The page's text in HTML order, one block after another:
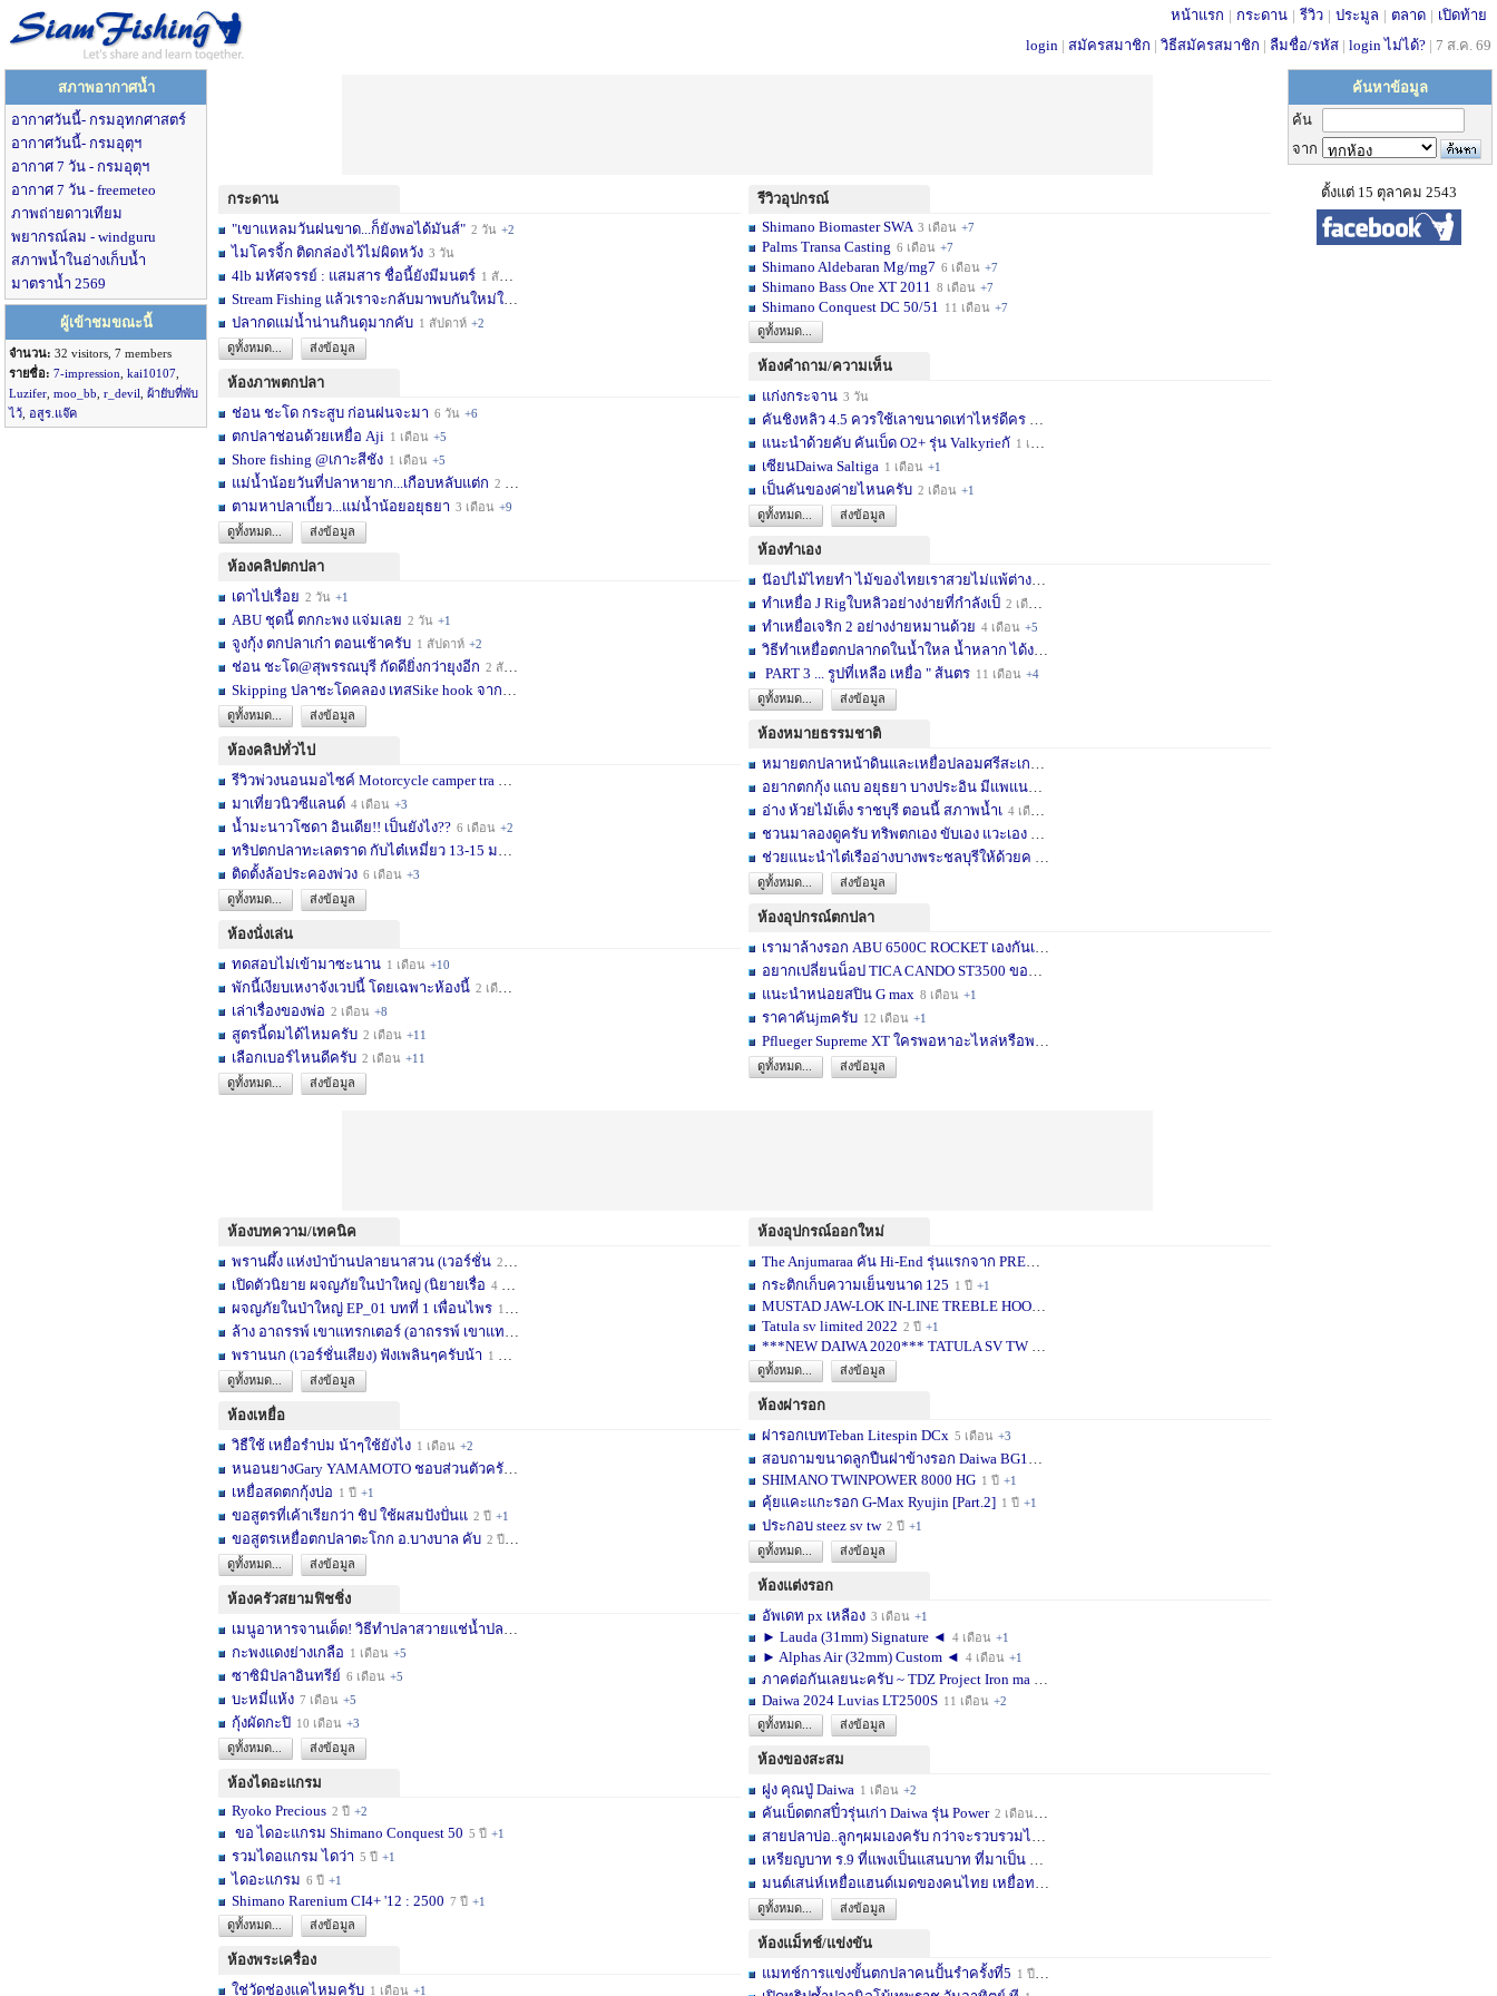
หน้าแรก | กระดาน | รีวิว | ประมูล | ตลาด | เปิดท้าย
login | สมัครสมาชิก | วิธีสมัครสมาชิก | ลืมชื่อ/รหัส | login ไม่ได้? | 7 ส.ค. 69
สภาพอากาศน้ำ
อากาศวันนี้- กรมอุทกศาสตร์
อากาศวันนี้- กรมอุตุฯ
อากาศ 7 วัน - กรมอุตุฯ
อากาศ 7 วัน - freemeteo
ภาพถ่ายดาวเทียม
พยากรณ์ลม - windguru
สภาพน้ำในอ่างเก็บน้ำ
มาตราน้ำ 2569
ผู้เข้าชมขณะนี้
จำนวน: 32 visitors, 7 members
รายชื่อ: 7-impression kai10107
Luzifer moo_bb r_devil ผ้ายับที่พับ
ไว้ อสูร.แจ๊ค
กระดาน
"เขาแหลมวันฝนขาด...ก็ยังพอได้มันส์" 2 วัน +2
ไมโครจิ้ก ติดกล่องไว้ไม่ผิดหวัง 3 วัน
4lb มหัศจรรย์ : แสมสาร ชื่อนี้ยังมีมนตร์ 1 สัปดาห์
Stream Fishing แล้วเราจะกลับมาพบกันใหม่ใ
ปลากดแม่น้ำน่านกินดุมากคับ 1 สัปดาห์ +2
ดูทั้งหมด...
ส่งข้อมูล
ห้องภาพตกปลา
ช่อน ชะโด กระสูบ ก่อนฝนจะมา 6 วัน +6
ตกปลาช่อนด้วยเหยื่อ Aji 1 เดือน +5
Shore fishing @เกาะสีชัง 1 เดือน +5
แม่น้ำน้อยวันที่ปลาหายาก...เกือบหลับแต่ก 2 เดือน
ตามหาปลาเบี้ยว...แม่น้ำน้อยอยุธยา 3 เดือน +9
ดูทั้งหมด...
ส่งข้อมูล
ห้องคลิปตกปลา
เดาไปเรื่อย 2 วัน +1
ABU ชุดนี้ ตกกะพง แจ่มเลย 2 วัน +1
จูงกุ้ง ตกปลาเก๋า ตอนเช้าครับ 1 สัปดาห์ +2
ช่อน ชะโด@สุพรรณบุรี กัดดียิ่งกว่ายุงอีก 2 สัปดาห์
Skipping ปลาชะโดคลอง เทสSike hook จากLF
ดูทั้งหมด...
ส่งข้อมูล
ห้องคลิปทั่วไป
รีวิวพ่วงนอนมอไซค์ Motorcycle camper tra
มาเที่ยวนิวซีแลนด์ 4 เดือน +3
น้ำมะนาวโซดา อินเดีย!! เป็นยังไง?? 6 เดือน +2
ทริปตกปลาทะเลตราด กับไต๋เหมี่ยว 13-15 มก
ติดตั้งล้อประคองพ่วง 6 เดือน +3
ดูทั้งหมด...
ส่งข้อมูล
ห้องนั่งเล่น
ทดสอบไม่เข้ามาซะนาน 1 เดือน +10
พักนี้เงียบเหงาจังเวปนี้ โดยเฉพาะห้องนี้ 2 เดือน
เล่าเรื่องของพ่อ 2 เดือน +8
สูตรนี้ดมได้ไหมครับ 2 เดือน +11
เลือกเบอร์ไหนดีครับ 2 เดือน +11
ดูทั้งหมด...
ส่งข้อมูล
รีวิวอุปกรณ์
Shimano Biomaster SWA 3 เดือน +7
Palms Transa Casting 6 เดือน +7
Shimano Aldebaran Mg/mg7 6 เดือน +7
Shimano Bass One XT 2011 8 เดือน +7
Shimano Conquest DC 50/51 11 เดือน +7
ดูทั้งหมด...
ห้องคำถาม/ความเห็น
แก่งกระจาน 3 วัน
คันชิงหลิว 4.5 ควรใช้เลาขนาดเท่าไหร่ดีคร
แนะนำด้วยคับ คันเบ็ด O2+ รุ่น Valkyrieกั 1 เดือน
เซียนDaiwa Saltiga 1 เดือน +1
เป็นคันของค่ายไหนครับ 2 เดือน +1
ดูทั้งหมด...
ส่งข้อมูล
ห้องทำเอง
น๊อปไม้ไทยทำ ไม้ของไทยเราสวยไม่แพ้ต่างชา
ทำเหยื่อ J Rigใบหลิวอย่างง่ายที่กำลังเป็ 2 เดือน
ทำเหยื่อเจริก 2 อย่างง่ายหมานด้วย 4 เดือน +5
วิธีทำเหยื่อตกปลากดในน้ำใหล น้ำหลาก ได้ง
PART 3 ... รูปที่เหลือ เหยื่อ " ส้นตร 11 เดือน +4
ดูทั้งหมด...
ส่งข้อมูล
ห้องหมายธรรมชาติ
หมายตกปลาหน้าดินและเหยื่อปลอมศรีสะเกษครั
อยากตกกุ้ง แถบ อยุธยา บางประอิน มีแพแนะน
อ่าง ห้วยไม้เต็ง ราชบุรี ตอนนี้ สภาพน้ำเ 4 เดือน
ชวนมาลองดูครับ ทริพตกเอง ขับเอง แวะเอง จ
ช่วยแนะนำไต๋เรืออ่างบางพระชลบุรีให้ด้วยค
ดูทั้งหมด...
ส่งข้อมูล
ห้องอุปกรณ์ตกปลา
เรามาล้างรอก ABU 6500C ROCKET เองกันเถอ
อยากเปลี่ยนน็อป TICA CANDO ST3500 ขอคำแน
แนะนำหน่อยสปิน G max 8 เดือน +1
ราคาคันjmครับ 12 เดือน +1
Pflueger Supreme XT ใครพอหาอะไหล่หรือพอซ
ดูทั้งหมด...
ส่งข้อมูล
ห้องบทความ/เทคนิค
พรานผึ้ง แห่งป่าบ้านปลายนาสวน (เวอร์ชั่น 2 เดือน
เปิดตัวนิยาย ผจญภัยในป่าใหญ่ (นิยายเรื่อ 4 เดือน
ผจญภัยในป่าใหญ่ EP_01 บทที่ 1 เพื่อนไพร 11 เดือน
ล้าง อาถรรพ์ เขาแทรกเตอร์ (อาถรรพ์ เขาแท
พรานนก (เวอร์ชั่นเสียง) ฟังเพลินๆครับน้า 1 ปี
ดูทั้งหมด...
ส่งข้อมูล
ห้องเหยื่อ
วิธืใช้ เหยื่อรำบ่ม น้าๆใช้ยังไง 1 เดือน +2
หนอนยางGary YAMAMOTO ชอบส่วนตัวครับ... เ
เหยื่อสดตกกุ้งบ่อ 1 ปี +1
ขอสูตรที่เค้าเรียกว่า ชิป ใช้ผสมปังปั่นแ 2 ปี +1
ขอสูตรเหยื่อตกปลาตะโกก อ.บางบาล คับ 2 ปี
ดูทั้งหมด...
ส่งข้อมูล
ห้องครัวสยามฟิชชิ่ง
เมนูอาหารจานเด็ด! วิธีทำปลาสวายแช่น้ำปลา
กะพงแดงย่างเกลือ 1 เดือน +5
ซาซิมิปลาอินทรีย์ 6 เดือน +5
บะหมี่แห้ง 7 เดือน +5
กุ้งผัดกะปิ 10 เดือน +3
ดูทั้งหมด...
ส่งข้อมูล
ห้องไดอะแกรม
Ryoko Precious 2 ปี +2
ขอ ไดอะแกรม Shimano Conquest 50 5 ปี +1
รวมไดอแกรม ไดว่า 5 ปี +1
ไดอะแกรม 6 ปี +1
Shimano Rarenium CI4+ '12 : 2500 7 ปี +1
ดูทั้งหมด...
ส่งข้อมูล
ห้องพระเครื่อง
ใช่วัดช่องแคไหมครับ 1 เดือน +1
ห้องอุปกรณ์ออกใหม่
The Anjumaraa คัน Hi-End รุ่นแรกจาก PREY
กระติกเก็บความเย็นขนาด 125 1 ปี +1
MUSTAD JAW-LOK IN-LINE TREBLE HOOK - 5X
Tatula sv limited 2022 2 ปี +1
***NEW DAIWA 2020*** TATULA SV TW
ดูทั้งหมด...
ส่งข้อมูล
ห้องผ่ารอก
ผ่ารอกเบทTeban Litespin DCx 5 เดือน +3
สอบถามขนาดลูกปืนฝาข้างรอก Daiwa BG10
SHIMANO TWINPOWER 8000 HG 1 ปี +1
คุ้ยแคะแกะรอก G-Max Ryujin [Part.2] 1 ปี +1
ประกอบ steez sv tw 2 ปี +1
ดูทั้งหมด...
ส่งข้อมูล
ห้องแต่งรอก
อัพเดท px เหลือง 3 เดือน +1
► Lauda (31mm) Signature ◄ 4 เดือน +1
► Alphas Air (32mm) Custom ◄ 4 เดือน +1
ภาคต่อกันเลยนะครับ ~ TDZ Project Iron ma
Daiwa 2024 Luvias LT2500S 11 เดือน +2
ดูทั้งหมด...
ส่งข้อมูล
ห้องของสะสม
ฝูง คุณปู่ Daiwa 1 เดือน +2
คันเบ็ดตกสปิ๋วรุ่นเก่า Daiwa รุ่น Power 2 เดือน
สายปลาบ่อ..ลูกๆผมเองครับ กว่าจะรวบรวมได้
เหรียญบาท ร.9 ที่แพงเป็นแสนบาท ที่มาเป็น
มนต์เสน่ห์เหยื่อแฮนด์เมดของคนไทย เหยื่อท
ดูทั้งหมด...
ส่งข้อมูล
ห้องแม็ทช์/แข่งขัน
แมทช์การแข่งขั้นตกปลาคนปั้นรำครั้งที่5 1 ปี
ค้นหาข้อมูล
ค้น
จาก
ตั้งแต่ 15 ตุลาคม 2543